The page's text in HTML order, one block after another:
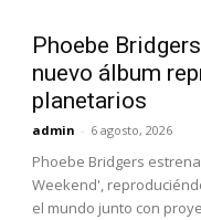
Phoebe
nuevo álbum
planetarios
admin - 6 agosto, 2026
Phoebe Bridgers
Weekend',
el mundo junto con